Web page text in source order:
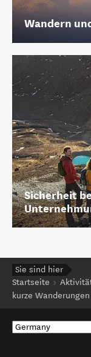
Wandern
Sicherheit
Sie sind hier
Startseite
kurze Wanderungen